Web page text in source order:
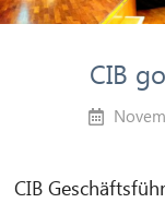
CIB
CIB